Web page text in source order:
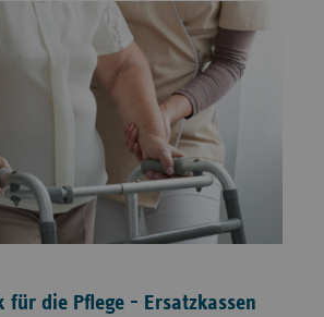
die Pflege - Ersatzkassen